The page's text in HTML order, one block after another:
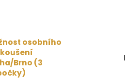
osobního
Brno (3